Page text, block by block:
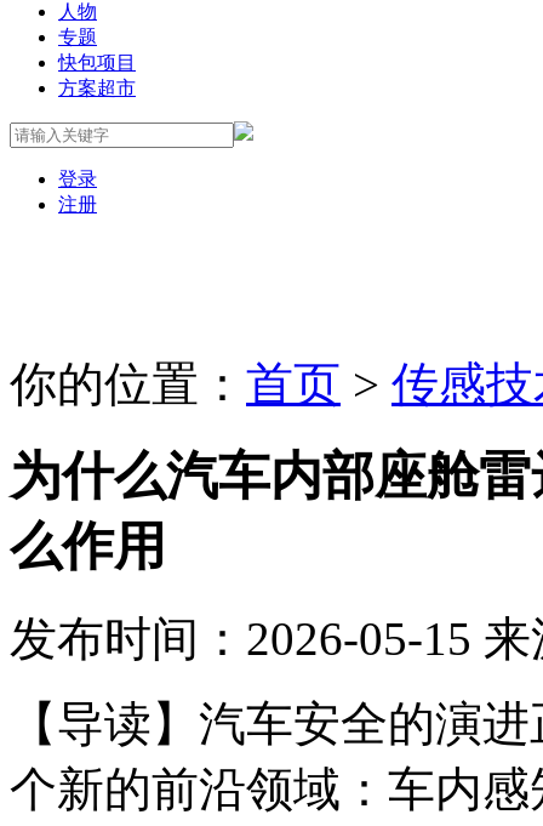
人物
专题
快包项目
方案超市
登录
注册
你的位置： 首页 > 传感
为什么汽车内部座舱
么作用
发布时间：2026-05-15 来
【导读】汽车安全的演
个新的前沿领域：车内感